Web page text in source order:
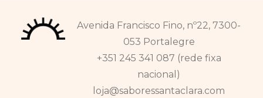
Avenida Francisco Fino, nº22, 7300-
053 Portalegre
+351 245 341 087 (rede fixa
nacional)
loja@saboressantaclara.com